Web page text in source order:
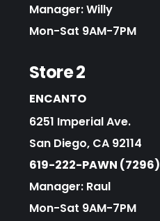
Manager: Willy
Mon-Sat 9AM-7PM
Store 2
ENCANTO
6251 Imperial Ave.
San Diego, CA 92114
619-222-PAWN (7296)
Manager: Raul
Mon-Sat 9AM-7PM